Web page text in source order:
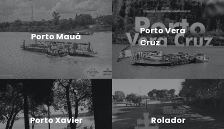
Porto Mauá
Porto Vera
Cruz
Porto Xavier Rolador